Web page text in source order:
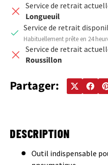
Service de retrait
Longueuil
Service de retrait
Habituellement prête en 24
Service de retrait
Roussillon
Partager:
DESCRIPTION
Outil indispensable